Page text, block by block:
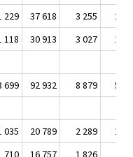
229 37 618 3 255
2
118 30 913 3 027 1
699 92 932 8 879 5
035 20 789 2 289
1
710 16 757 1 826